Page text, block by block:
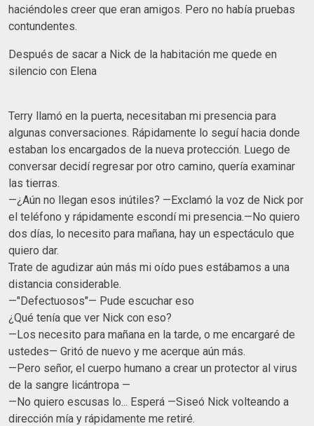
haciéndoles creer que eran amigos. Pero no había pruebas
contundentes.
Después de sacar a Nick de la habitación me quede en
silencio con Elena
Terry llamó en la puerta, necesitaban mi presencia para
algunas conversaciones. Rápidamente lo seguí hacia donde
estaban los encargados de la nueva protección. Luego de
conversar decidí regresar por otro camino, quería examinar
las tierras.
—¿Aún no llegan esos inútiles? —Exclamó la voz de Nick por
el teléfono y rápidamente escondí mi presencia.—No quiero
dos días, lo necesito para mañana, hay un espectáculo que
quiero dar.
Trate de agudizar aún más mi oído pues estábamos a una
distancia considerable.
—"Defectuosos"— Pude escuchar eso
¿Qué tenía que ver Nick con eso?
—Los necesito para mañana en la tarde, o me encargaré de
ustedes— Gritó de nuevo y me acerque aún más.
—Pero señor, el cuerpo humano a crear un protector al virus
de la sangre licántropa —
—No quiero escusas lo... Esperá —Siseó Nick volteando a
dirección mía y rápidamente me retiré.